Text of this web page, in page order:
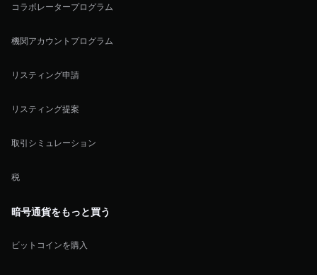
コラボレータープログラム
機関アカウントプログラム
リスティング申請
リスティング提案
取引シミュレーション
税
暗号通貨をもっと買う
ビットコインを購入